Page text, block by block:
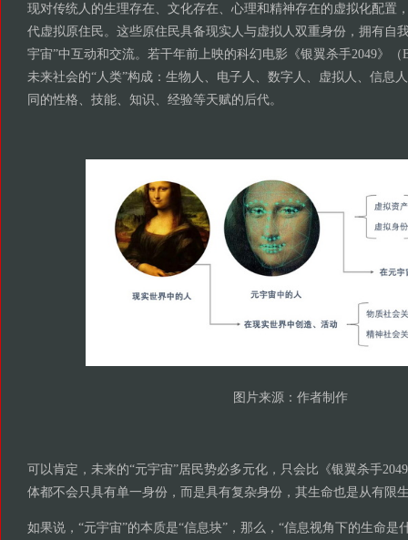
现对传统人的生理存在、文化存在、心理和精神存在的虚拟化配置
代虚拟原住民。这些原住民具备现实人与虚拟人双重身份，拥有自
宇宙”中互动和交流。若干年前上映的科幻电影《银翼杀手2049》（
未来社会的“人类”构成：生物人、电子人、数字人、虚拟人、信息
同的性格、技能、知识、经验等天赋的后代。
图片来源：作者制作
可以肯定，未来的“元宇宙”居民势必多元化，只会比《银翼杀手
体都不会只具有单一身份，而是具有复杂身份，其生命也是从有限
如果说，“元宇宙”的本质是“信息块”，那么，“信息视角下的生命是